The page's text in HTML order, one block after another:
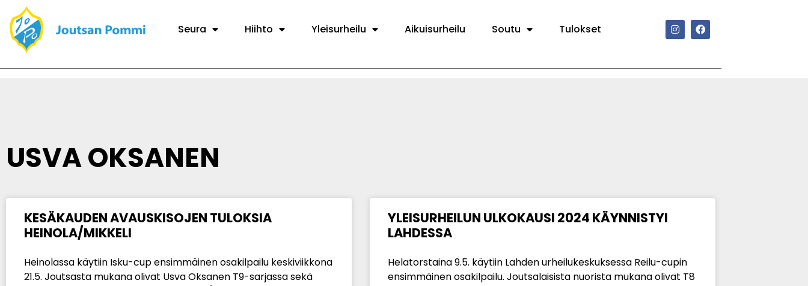
Seura Hiihto Yleisurheilu Aikuisurheilu Soutu Tulokset
USVA OKSANEN
KESÄKAUDEN AVAUSKISOJEN TULOKSIA
HEINOLA/MIKKELI
Heinolassa käytiin Isku-cup ensimmäinen osakilpailu keskiviikkona
21.5. Joutsasta mukana olivat Usva Oksanen T9-sarjassa sekä
YLEISURHEILUN ULKOKAUSI 2024 KÄYNNISTYI
LAHDESSA
Helatorstaina 9.5. käytiin Lahden urheilukeskuksessa Reilu-cupin
ensimmäinen osakilpailu. Joutsalaisista nuorista mukana olivat T8